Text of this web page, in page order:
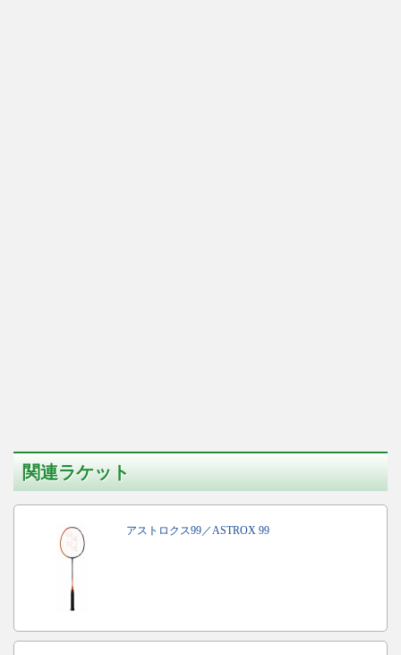
関連ラケット
アストロクス99／ASTROX 99